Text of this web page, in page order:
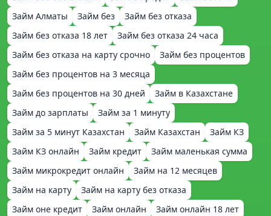
Займ Алматы
Займ без
Займ без отказа
Займ без отказа 18 лет
Займ без отказа 24 часа
Займ без отказа на карту срочно
Займ без процентов
Займ без процентов на 3 месяца
Займ без процентов на 30 дней
Займ в Казахстане
Займ до зарплаты
Займ за 1 минуту
Займ за 5 минут Казахстан
Займ Казахстан
Займ КЗ
Займ КЗ онлайн
Займ кредит
Займ маленькая сумма
Займ микрокредит онлайн
Займ на 12 месяцев
Займ на карту
Займ на карту без отказа
Займ оне кредит
Займ онлайн
Займ онлайн 18 лет